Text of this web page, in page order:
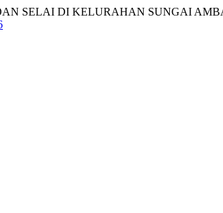
SELAI DI KELURAHAN SUNGAI